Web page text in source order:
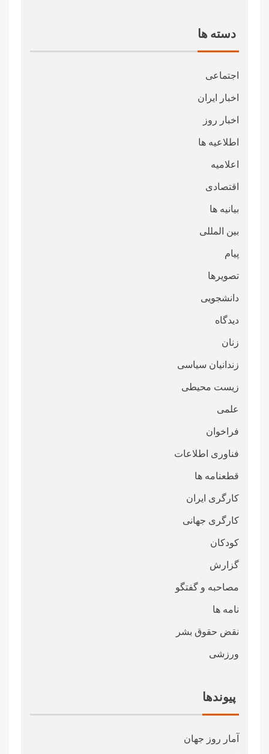
دسته ها
اجتماعی
اخبار ایران
اخبار روز
اطلاعیه ها
اعلامیه
اقتصادی
بیانیه ها
بین المللی
پیام
تصویرها
دانشجویی
دیدگاه
زنان
زندانیان سیاسی
زیست محیطی
علمی
فراخوان
فناوری اطلاعات
قطعنامە ها
کارگری ایران
کارگری جهانی
کودکان
گزارش
مصاحبه و گفتگو
نامه ها
نقض حقوق بشر
ورزشی
پیوندها
آمار روز جهان